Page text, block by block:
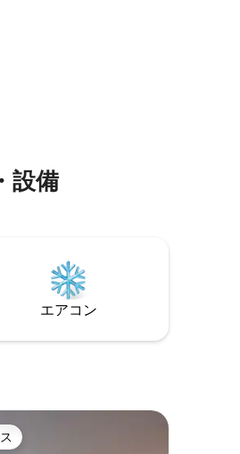
星の平均評価
設⁠備
エアコン